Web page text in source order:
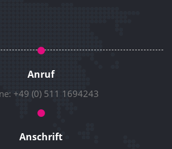
Anruf
+49 (0) 511 1694243
Anschrift